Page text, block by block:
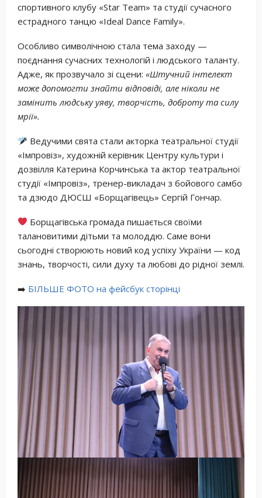
спортивного клубу «Star Team» та студії сучасного
естрадного танцю «Ideal Dance Family».
Особливо символічною стала тема заходу —
поєднання сучасних технологій і людського таланту.
Адже, як прозвучало зі сцени: «Штучний інтелект
може допомогти знайти відповіді, але ніколи не
замінить людську уяву, творчість, доброту та силу
мрії».
Ведучими свята стали акторка театральної студії
«Імпровіз», художній керівник Центру культури і
дозвілля Катерина Корчинська та актор театральної
студії «Імпровіз», тренер-викладач з бойового самбо
та дзюдо ДЮСШ «Борщагівець» Сергій Гончар.
Борщагівська громада пишається своїми
талановитими дітьми та молоддю. Саме вони
сьогодні створюють новий код успіху України — код
знань, творчості, сили духу та любові до рідної землі.
➡ ️ БІЛЬШЕ ФОТО на фейсбук сторінці